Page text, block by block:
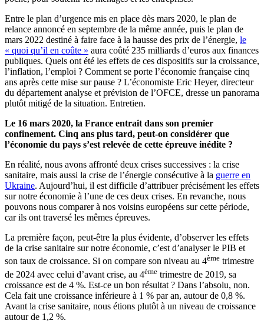
Entre le plan d’urgence mis en place dès mars 2020, le plan de
relance annoncé en septembre de la même année, puis le plan de
mars 2022 destiné à faire face à la hausse des prix de l’énergie, le
« quoi qu’il en coûte » aura coûté 235 milliards d’euros aux finances
publiques. Quels ont été les effets de ces dispositifs sur la croissance,
l’inflation, l’emploi ? Comment se porte l’économie française cinq
ans après cette mise sur pause ? L’économiste Eric Heyer, directeur
du département analyse et prévision de l’OFCE, dresse un panorama
plutôt mitigé de la situation. Entretien.
Le 16 mars 2020, la France entrait dans son premier
confinement. Cinq ans plus tard, peut-on considérer que
l’économie du pays s’est relevée de cette épreuve inédite ?
En réalité, nous avons affronté deux crises successives : la crise
sanitaire, mais aussi la crise de l’énergie consécutive à la guerre en
Ukraine. Aujourd’hui, il est difficile d’attribuer précisément les effets
sur notre économie à l’une de ces deux crises. En revanche, nous
pouvons nous comparer à nos voisins européens sur cette période,
car ils ont traversé les mêmes épreuves.
La première façon, peut-être la plus évidente, d’observer les effets
de la crise sanitaire sur notre économie, c’est d’analyser le PIB et
son taux de croissance. Si on compare son niveau au 4ème trimestre
de 2024 avec celui d’avant crise, au 4ème trimestre de 2019, sa
croissance est de 4 %. Est-ce un bon résultat ? Dans l’absolu, non.
Cela fait une croissance inférieure à 1 % par an, autour de 0,8 %.
Avant la crise sanitaire, nous étions plutôt à un niveau de croissance
autour de 1,2 %.